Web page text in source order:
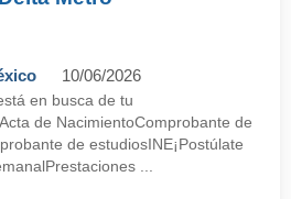
10/06/2026
en busca de tu
de NacimientoComprobante de
de estudiosINE¡Postúlate
...